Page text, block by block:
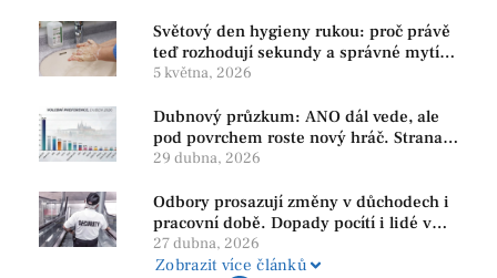
Světový den hygieny rukou: proč právě
teď rozhodují sekundy a správné mytí
rukou
5 května, 2026
Dubnový průzkum: ANO dál vede, ale
pod povrchem roste nový hráč. Strana
PRO se drží nejvýš mezi menšími
29 dubna, 2026
Odbory prosazují změny v důchodech i
pracovní době. Dopady pocítí i lidé v
našem regionu
27 dubna, 2026
Zobrazit více článků